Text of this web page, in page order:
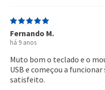
Fernando M.
há 9 anos
Muto bom o teclado e o
USB e começou a
satisfeito.